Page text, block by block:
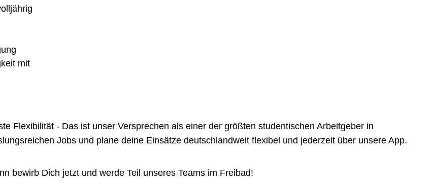
mit
Flexibilität - Das ist unser Versprechen als einer der größten studentischen Arbeitgeber in
Jobs und plane deine Einsätze deutschlandweit flexibel und jederzeit über unsere App.
bewirb Dich jetzt und werde Teil unseres Teams im Freibad!